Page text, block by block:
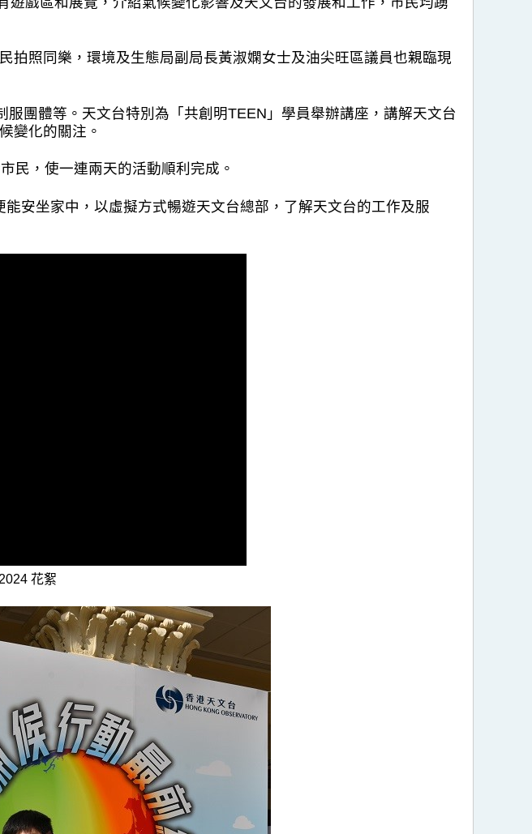
拍照同樂，環境及生態局副局長黃淑嫻女士及油尖旺區議員也親臨現
團體等。天文台特別為「共創明TEEN」學員舉辦講座，講解天文台
變化的關注。
民，使一連兩天的活動順利完成。
能安坐家中，以虛擬方式暢遊天文台總部，了解天文台的工作及服
花絮